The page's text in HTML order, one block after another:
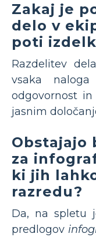
Zakaj je
delo v
poti
Razdelitev
vsaka
odgovornost
jasnim
Obstajajo
za
ki jih
razredu?
Da, na spletu
predlogov